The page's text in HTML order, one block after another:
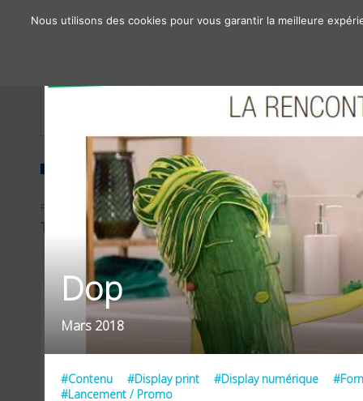
Chiffres clés Nos solutions
FILTRER PAR
TYPE D'OPÉRATIONS
SECTEUR
DISTRIBUTION
Dop
Mars 2018
#Contenu #Display print #Display numérique
#Lancement / Promo
Nous utilisons des cookies pour vous garantir la meilleure